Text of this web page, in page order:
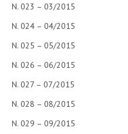
N. 023 – 03/2015
N. 024 – 04/2015
N. 025 – 05/2015
N. 026 – 06/2015
N. 027 – 07/2015
N. 028 – 08/2015
N. 029 – 09/2015